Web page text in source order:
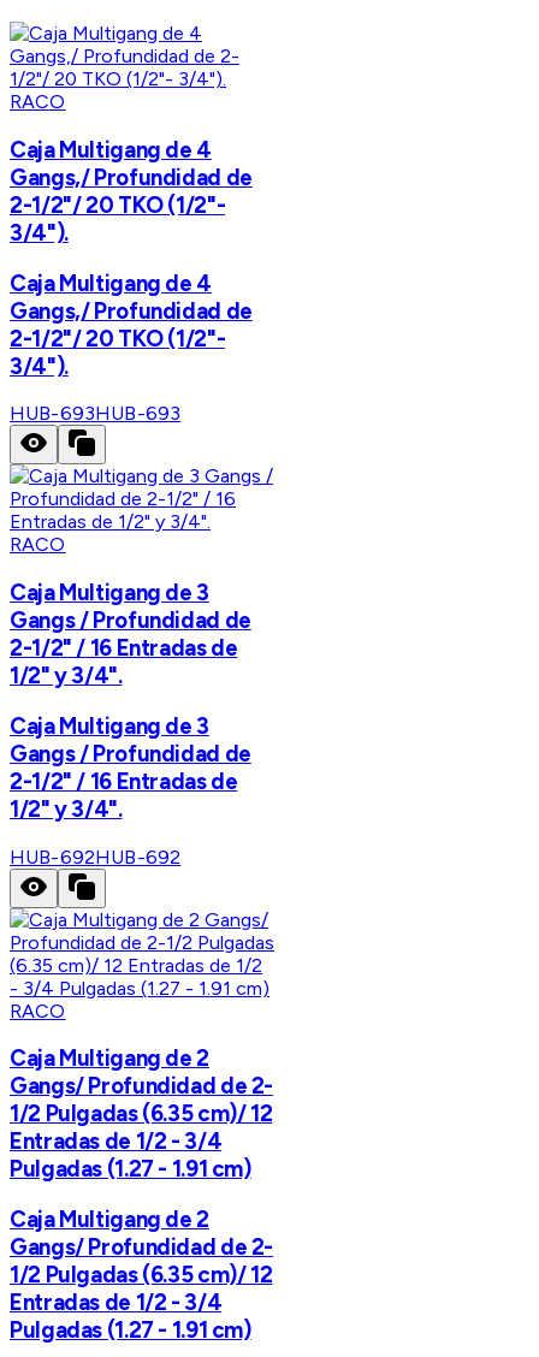
RACO
Caja Multigang de 4
Gangs,/ Profundidad de
2-1/2"/ 20 TKO (1/2"-
3/4").
Caja Multigang de 4
Gangs,/ Profundidad de
2-1/2"/ 20 TKO (1/2"-
3/4").
HUB-693HUB-693
RACO
Caja Multigang de 3
Gangs / Profundidad de
2-1/2" / 16 Entradas de
1/2" y 3/4".
Caja Multigang de 3
Gangs / Profundidad de
2-1/2" / 16 Entradas de
1/2" y 3/4".
HUB-692HUB-692
RACO
Caja Multigang de 2
Gangs/ Profundidad de 2-
1/2 Pulgadas (6.35 cm)/ 12
Entradas de 1/2 - 3/4
Pulgadas (1.27 - 1.91 cm)
Caja Multigang de 2
Gangs/ Profundidad de 2-
1/2 Pulgadas (6.35 cm)/ 12
Entradas de 1/2 - 3/4
Pulgadas (1.27 - 1.91 cm)